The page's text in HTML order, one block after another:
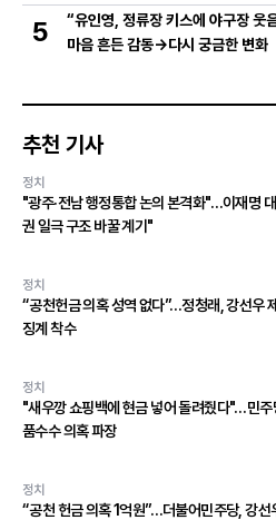
5
“유인영, 정류장 키스에 야구장 웃
마음 흔든 감동→다시 궁금한 변화
추천 기사
정치
"광주·전남 행정통합 논의 본격화"…이재명
권 일극 구조 바꿀 계기"
정치
“공천헌금 의혹 성역 없다”…정청래, 강선우
징계 착수
정치
"새우깡 쇼핑백에 현금 넣어 돌려줬다"…민주
품수수 의혹 파장
정치
“공천 헌금 의혹 1억원”…더불어민주당, 강선